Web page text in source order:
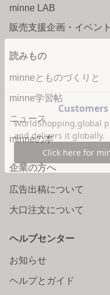
minne LAB
販売支援企画・イベント
読みもの
minneとものづくりと
minne学習帖
ニュース
minneの本
企業の方へ
広告出稿について
大口注文について
ヘルプセンター
お知らせ
ヘルプとガイド